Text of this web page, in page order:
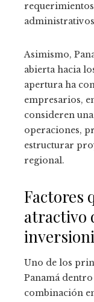
requerimientos
Asimismo,
abierta hacia
apertura ha
empresarios,
consideren
operaciones,
estructurar
regional.
Factores
atractivo
Uno de los
Panamá
combinación